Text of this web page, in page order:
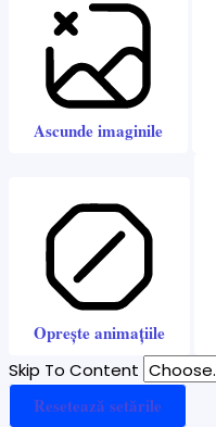
Ascunde imaginile
Oprește animațiile
Skip To Content
Resetează setările